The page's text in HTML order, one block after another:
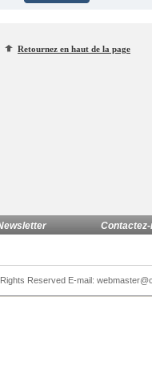
Retournez en haut de la page